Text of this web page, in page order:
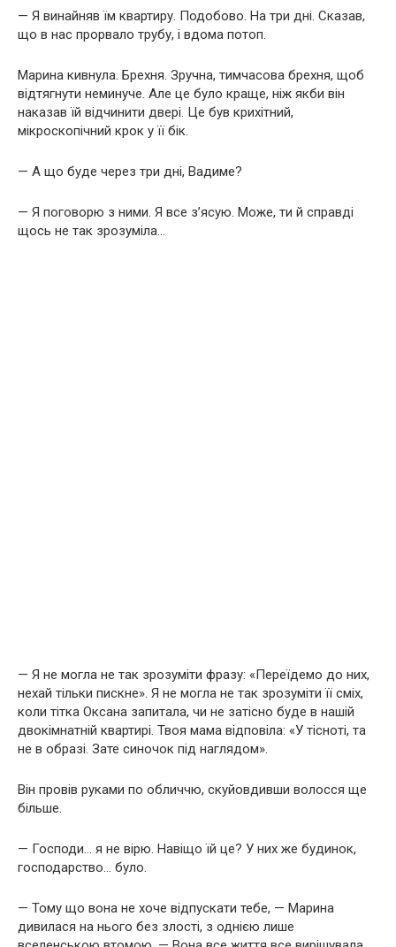
— Я винайняв їм квартиру. Подобово. На три дні. Сказав,
що в нас прорвало трубу, і вдома потоп.
Марина кивнула. Брехня. Зручна, тимчасова брехня, щоб
відтягнути неминуче. Але це було краще, ніж якби він
наказав їй відчинити двері. Це був крихітний,
мікроскопічний крок у її бік.
— А що буде через три дні, Вадиме?
— Я поговорю з ними. Я все з’ясую. Може, ти й справді
щось не так зрозуміла…
— Я не могла не так зрозуміти фразу: «Переїдемо до них,
нехай тільки пискне». Я не могла не так зрозуміти її сміх,
коли тітка Оксана запитала, чи не затісно буде в нашій
двокімнатній квартирі. Твоя мама відповіла: «У тісноті, та
не в образі. Зате синочок під наглядом».
Він провів руками по обличчю, скуйовдивши волосся ще
більше.
— Господи… я не вірю. Навіщо їй це? У них же будинок,
господарство… було.
— Тому що вона не хоче відпускати тебе, — Марина
дивилася на нього без злості, з однією лише